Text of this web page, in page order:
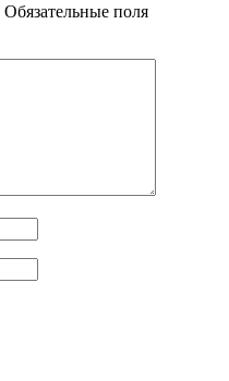
Обязательные поля